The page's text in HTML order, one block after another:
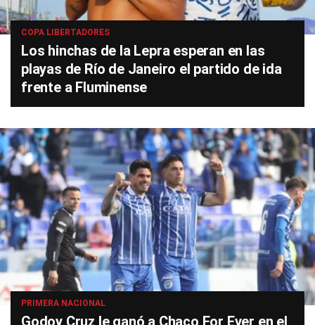
COPA LIBERTADORES
Los hinchas de la Lepra esperan en las
playas de Río de Janeiro el partido de ida
frente a Fluminense
PRIMERA NACIONAL
Godoy Cruz le ganó a Chaco For Ever en el